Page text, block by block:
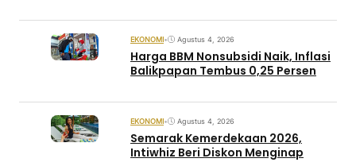
EKONOMI• Agustus 4, 2026
Harga BBM Nonsubsidi Naik, Inflasi
Balikpapan Tembus 0,25 Persen
EKONOMI• Agustus 4, 2026
Semarak Kemerdekaan 2026,
Intiwhiz Beri Diskon Menginap